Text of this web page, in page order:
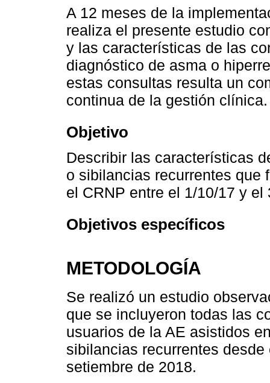
A 12 meses de la
realiza el presente estudio
y las características de las
diagnóstico de asma o
estas consultas resulta un
continua de la gestión clínica.
Objetivo
Describir las características
o sibilancias recurrentes que
el CRNP entre el 1/10/17 y el
Objetivos específicos
METODOLOGÍA
Se realizó un estudio
que se incluyeron todas las
usuarios de la AE asistidos
sibilancias recurrentes
setiembre de 2018.